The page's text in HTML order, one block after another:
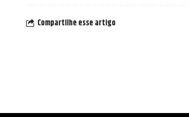
Compartilhe esse artigo